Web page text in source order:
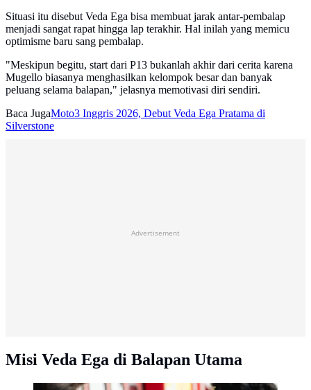
Situasi itu disebut Veda Ega bisa membuat jarak antar-pembalap
menjadi sangat rapat hingga lap terakhir. Hal inilah yang memicu
optimisme baru sang pembalap.
​"Meskipun begitu, start dari P13 bukanlah akhir dari cerita karena
Mugello biasanya menghasilkan kelompok besar dan banyak
peluang selama balapan," jelasnya memotivasi diri sendiri.
Baca JugaMoto3 Inggris 2026, Debut Veda Ega Pratama di
Silverstone
Advertisement
Misi Veda Ega di Balapan Utama